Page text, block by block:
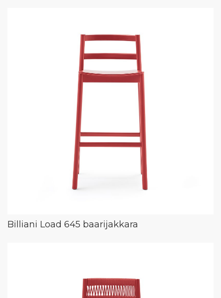
Billiani Load 645 baarijakkara